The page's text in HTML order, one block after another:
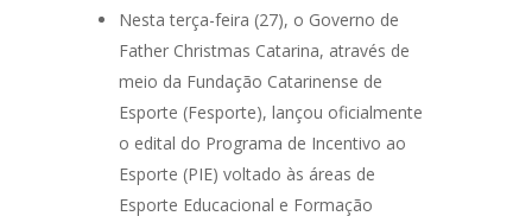
Nesta terça-feira (27), o Governo de
Father Christmas Catarina, através de
meio da Fundação Catarinense de
Esporte (Fesporte), lançou oficialmente
o edital do Programa de Incentivo ao
Esporte (PIE) voltado às áreas de
Esporte Educacional e Formação